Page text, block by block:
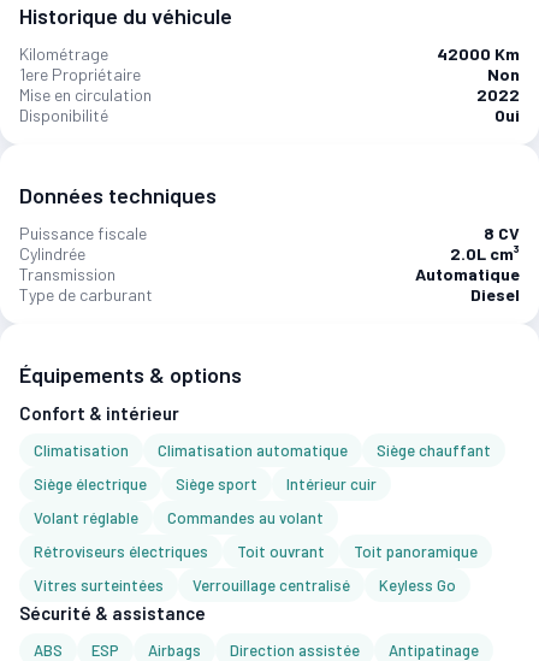
Historique du véhicule
Kilométrage
42000 Km
1ere Propriétaire
Non
Mise en circulation
2022
Disponibilité
Oui
Données techniques
Puissance fiscale
8 CV
Cylindrée
2.0L cm³
Transmission
Automatique
Type de carburant
Diesel
Équipements & options
Confort & intérieur
Climatisation Climatisation automatique
Siège chauffant
Siège électrique
Siège sport
Intérieur cuir
Volant réglable
Commandes au volant
Rétroviseurs électriques
Toit ouvrant
Toit panoramique
Vitres surteintées
Verrouillage centralisé Keyless Go
Sécurité & assistance
ABS ESP Airbags Direction assistée Antipatinage